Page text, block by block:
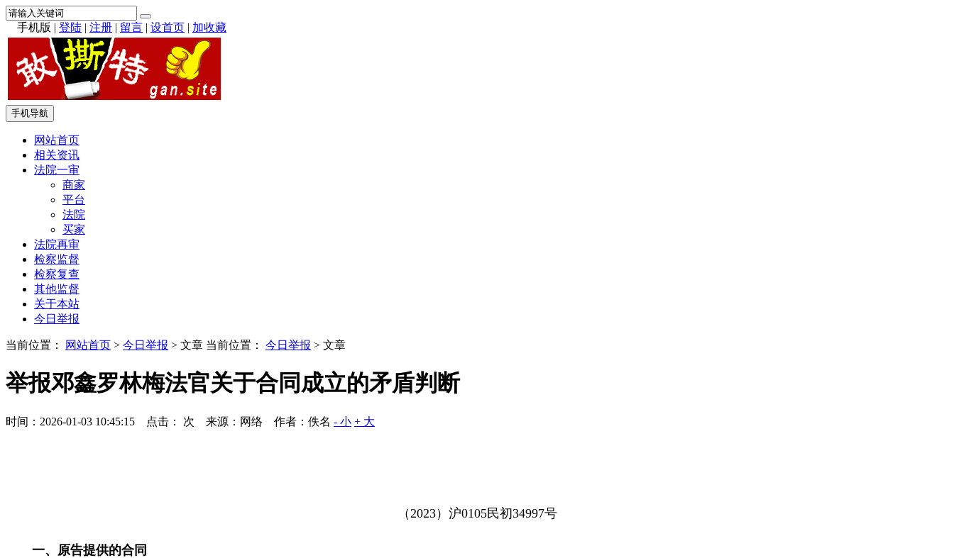
手机版 | 登陆 | 注册 | 留言 | 设首页 | 加收藏
手机导航
网站首页
相关资讯
法院一审
商家
平台
法院
买家
法院再审
检察监督
检察复查
其他监督
关于本站
今日举报
当前位置： 网站首页 > 今日举报 > 文章 当前位置： 今日举报 > 文章
举报邓鑫罗林梅法官关于合同成立的矛盾判断
时间：2026-01-03 10:45:15 点击： 次 来源：网络 作者：佚名 - 小 + 大
（ 2023）沪0105民初34997号
一、原告提供的合同